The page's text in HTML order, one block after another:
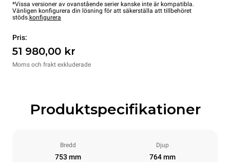
*Vissa versioner av ovanstående serier kanske inte är kompatibla.
Vänligen konfigurera din lösning för att säkerställa att tillbehöret
stöds. konfigurera
Pris:
51 980,00 kr
Moms och frakt exkluderade
Produktspecifikationer
Bredd
753 mm
Djup
764 mm